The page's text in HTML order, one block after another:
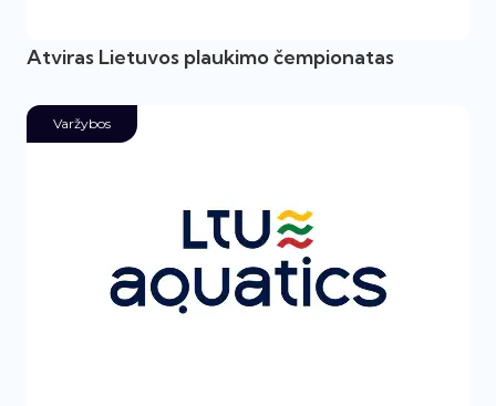
Atviras Lietuvos plaukimo čempionatas
Varžybos